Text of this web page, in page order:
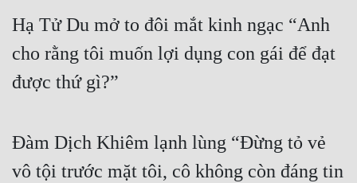
Tính Cách Nhân Vật :
Cơ Trí
Vô Sỉ
Điềm Đạm
Hạ Tử Du mở to đôi mắt kinh ngạc “Anh
cho rằng tôi muốn lợi dụng con gái để đạt
được thứ gì?”
Đàm Dịch Khiêm lạnh lùng “Đừng tỏ vẻ
vô tội trước mặt tôi, cô không còn đáng tin